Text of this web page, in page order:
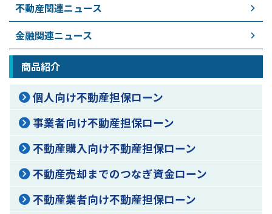
不動産関連ニュース
金融関連ニュース
商品紹介
個人向け不動産担保ローン
事業者向け不動産担保ローン
不動産購入向け不動産担保ローン
不動産売却までのつなぎ資金ローン
不動産業者向け不動産担保ローン